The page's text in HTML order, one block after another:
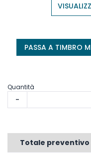
PASSA A TIMBRO
Quantità
-
Totale preventivo